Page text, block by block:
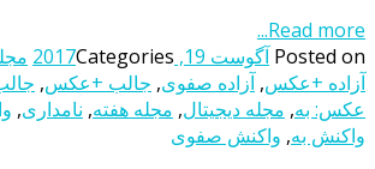
Read more...
Posted on آگوست 19, 2017 Categories
آزاده +عکس, آزاده صفوی, جالب +عکس,
عکس: به, مجله دیجیتال, مجله هفته, نامداری,
واکنش به, واکنش صفوی